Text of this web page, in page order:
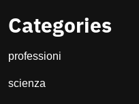
Categories
professioni
scienza